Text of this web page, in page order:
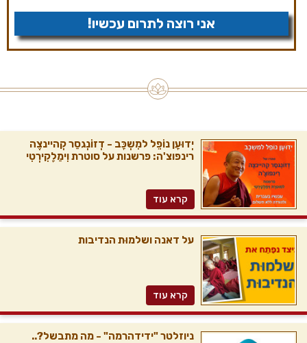
אני רוצה לתרום עכשיו!
יְדוּעָן נוֹפֵל למִשְכָּב - דְזוֹנְגסַר קְהיינצֶה
רינפוצ'ה: פרשנות על סוטרת וִימַלָקִירְטִי
קרא עוד
על דאנה ושלמוּת הנדיבות
קרא עוד
ניוזלטר "ידידהרמה" - מה מתבשל?..